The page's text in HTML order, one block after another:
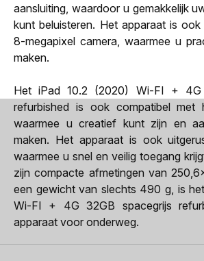
aansluiting, waardoor u gemakkelijk
kunt beluisteren. Het apparaat is
8-megapixel camera, waarmee u
maken.
Het iPad 10.2 (2020) Wi-FI + 4G
refurbished is ook compatibel met
waarmee u creatief kunt zijn en
maken. Het apparaat is ook
waarmee u snel en veilig toegang
zijn compacte afmetingen van
een gewicht van slechts 490 g, is
Wi-FI + 4G 32GB spacegrijs
apparaat voor onderweg.